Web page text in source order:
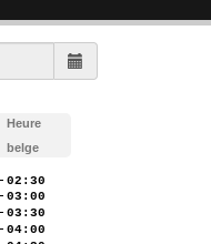
Heure
belge
02:30
03:00
03:30
04:00